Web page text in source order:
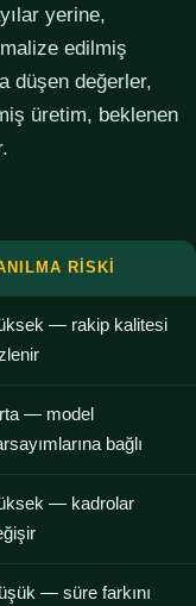
yerine,
edilmiş
düşen değerler,
üretim, beklenen
RISKI
— rakip kalitesi
— model
bağlı
— kadrolar
— süre farkını